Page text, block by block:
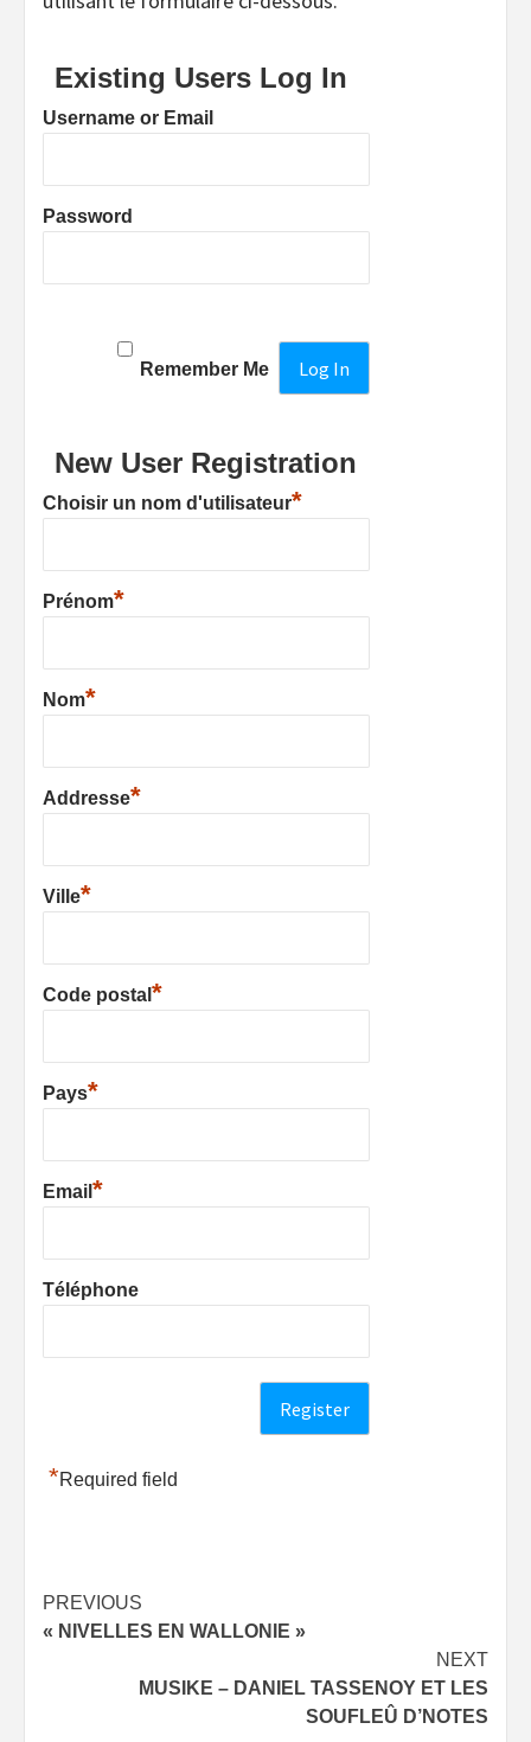
Existing Users Log In
Username or Email
Password
Remember Me
New User Registration
Choisir un nom d'utilisateur*
Prénom*
Nom*
Addresse*
Ville*
Code postal *
Pays*
Email *
Téléphone
*Required field
Post
navigation
PREVIOUS
« NIVELLES EN WALLONIE »
NEXT
MUSIKE – DANIEL TASSENOY ET LES
SOUFLEÛ D’NOTES